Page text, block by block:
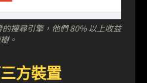
搜尋引擎，他們 80% 以上收益
。
方裝置